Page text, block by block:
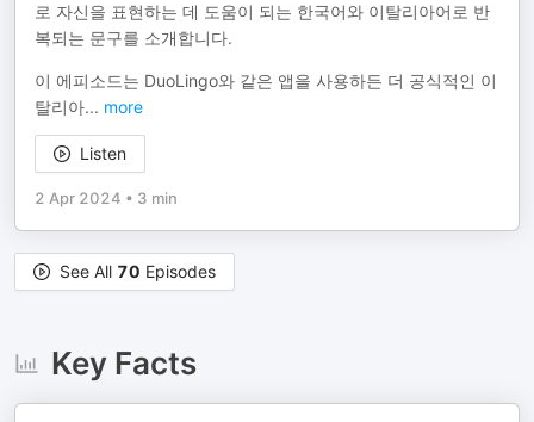
로 자신을 표현하는 데 도움이 되는 한국어와 이탈리아어로 반
복되는 문구를 소개합니다.
이 에피소드는 DuoLingo와 같은 앱을 사용하든 더 공식적인 이
탈리아... more
Listen
2 Apr 2024 • 3 min
See All 70 Episodes
Key Facts